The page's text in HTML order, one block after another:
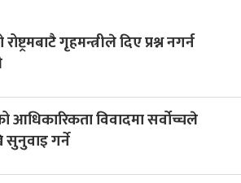
गृहमन्त्रीले दिए प्रश्न नगर्न
आधिकारिकता विवादमा सर्वोच्चले
गर्ने